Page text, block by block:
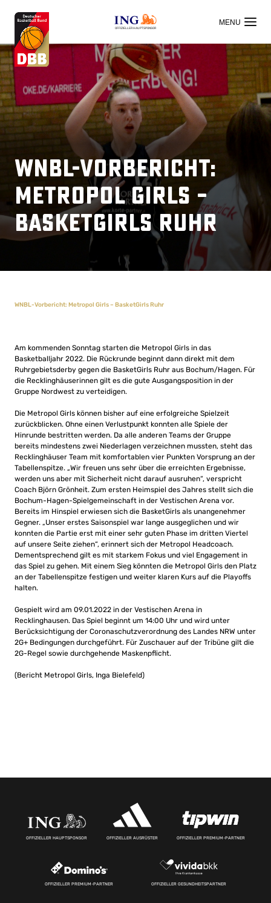
OFFIZIELLER HAUPTSPONSOR
WNBL-Vorbericht:
Metropol Girls –
BasketGirls Ruhr
WNBL-Vorbericht: Metropol Girls – BasketGirls Ruhr
Am kommenden Sonntag starten die Metropol Girls in das
Basketballjahr 2022. Die Rückrunde beginnt dann direkt mit dem
Ruhrgebietsderby gegen die BasketGirls Ruhr aus Bochum/Hagen. Für
die Recklinghäuserinnen gilt es die gute Ausgangsposition in der
Gruppe Nordwest zu verteidigen.
Die Metropol Girls können bisher auf eine erfolgreiche Spielzeit
zurückblicken. Ohne einen Verlustpunkt konnten alle Spiele der
Hinrunde bestritten werden. Da alle anderen Teams der Gruppe
bereits mindestens zwei Niederlagen verzeichnen mussten, steht das
Recklinghäuser Team mit komfortablen vier Punkten Vorsprung an der
Tabellenspitze. „Wir freuen uns sehr über die erreichten Ergebnisse,
werden uns aber mit Sicherheit nicht darauf ausruhen“, verspricht
Coach Björn Grönheit. Zum ersten Heimspiel des Jahres stellt sich die
Bochum-Hagen-Spielgemeinschaft in der Vestischen Arena vor.
Bereits im Hinspiel erwiesen sich die BasketGirls als unangenehmer
Gegner. „Unser erstes Saisonspiel war lange ausgeglichen und wir
konnten die Partie erst mit einer sehr guten Phase im dritten Viertel
auf unsere Seite ziehen“, erinnert sich der Metropol Headcoach.
Dementsprechend gilt es mit starkem Fokus und viel Engagement in
das Spiel zu gehen. Mit einem Sieg könnten die Metropol Girls den Platz
an der Tabellenspitze festigen und weiter klaren Kurs auf die Playoffs
halten.
Gespielt wird am 09.01.2022 in der Vestischen Arena in
Recklinghausen. Das Spiel beginnt um 14:00 Uhr und wird unter
Berücksichtigung der Coronaschutzverordnung des Landes NRW unter
2G+ Bedingungen durchgeführt. Für Zuschauer auf der Tribüne gilt die
2G-Regel sowie durchgehende Maskenpflicht.
(Bericht Metropol Girls, Inga Bielefeld)
OFFIZIELLER HAUPTSPONSOR OFFIZIELLER AUSRÜSTER OFFIZIELLER PREMIUM-PARTNER
OFFIZIELLER PREMIUM-PARTNER OFFIZIELLER GESUNDHEITSPARTNER